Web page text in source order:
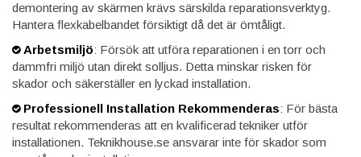
demontering av skärmen krävs särskilda reparationsverktyg.
Hantera flexkabelbandet försiktigt då det är ömtåligt.
Arbetsmiljö: Försök att utföra reparationen i en torr och
dammfri miljö utan direkt solljus. Detta minskar risken för
skador och säkerställer en lyckad installation.
Professionell Installation Rekommenderas: För bästa
resultat rekommenderas att en kvalificerad tekniker utför
installationen. Teknikhouse.se ansvarar inte för skador som